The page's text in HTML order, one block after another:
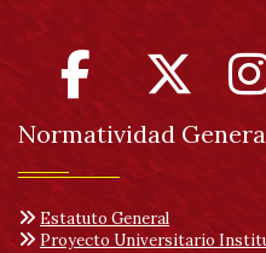
Normatividad
Estatuto General
Proyecto Universitario